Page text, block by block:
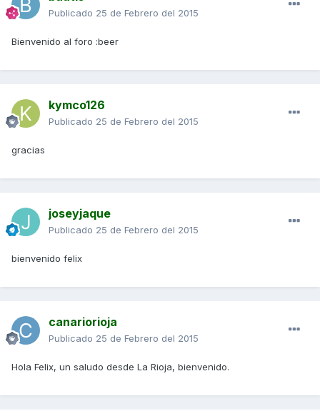
Publicado 25 de Febrero del 2015
Bienvenido al foro :beer
kymco126
Publicado 25 de Febrero del 2015
gracias
joseyjaque
Publicado 25 de Febrero del 2015
bienvenido felix
canariorioja
Publicado 25 de Febrero del 2015
Hola Felix, un saludo desde La Rioja, bienvenido.